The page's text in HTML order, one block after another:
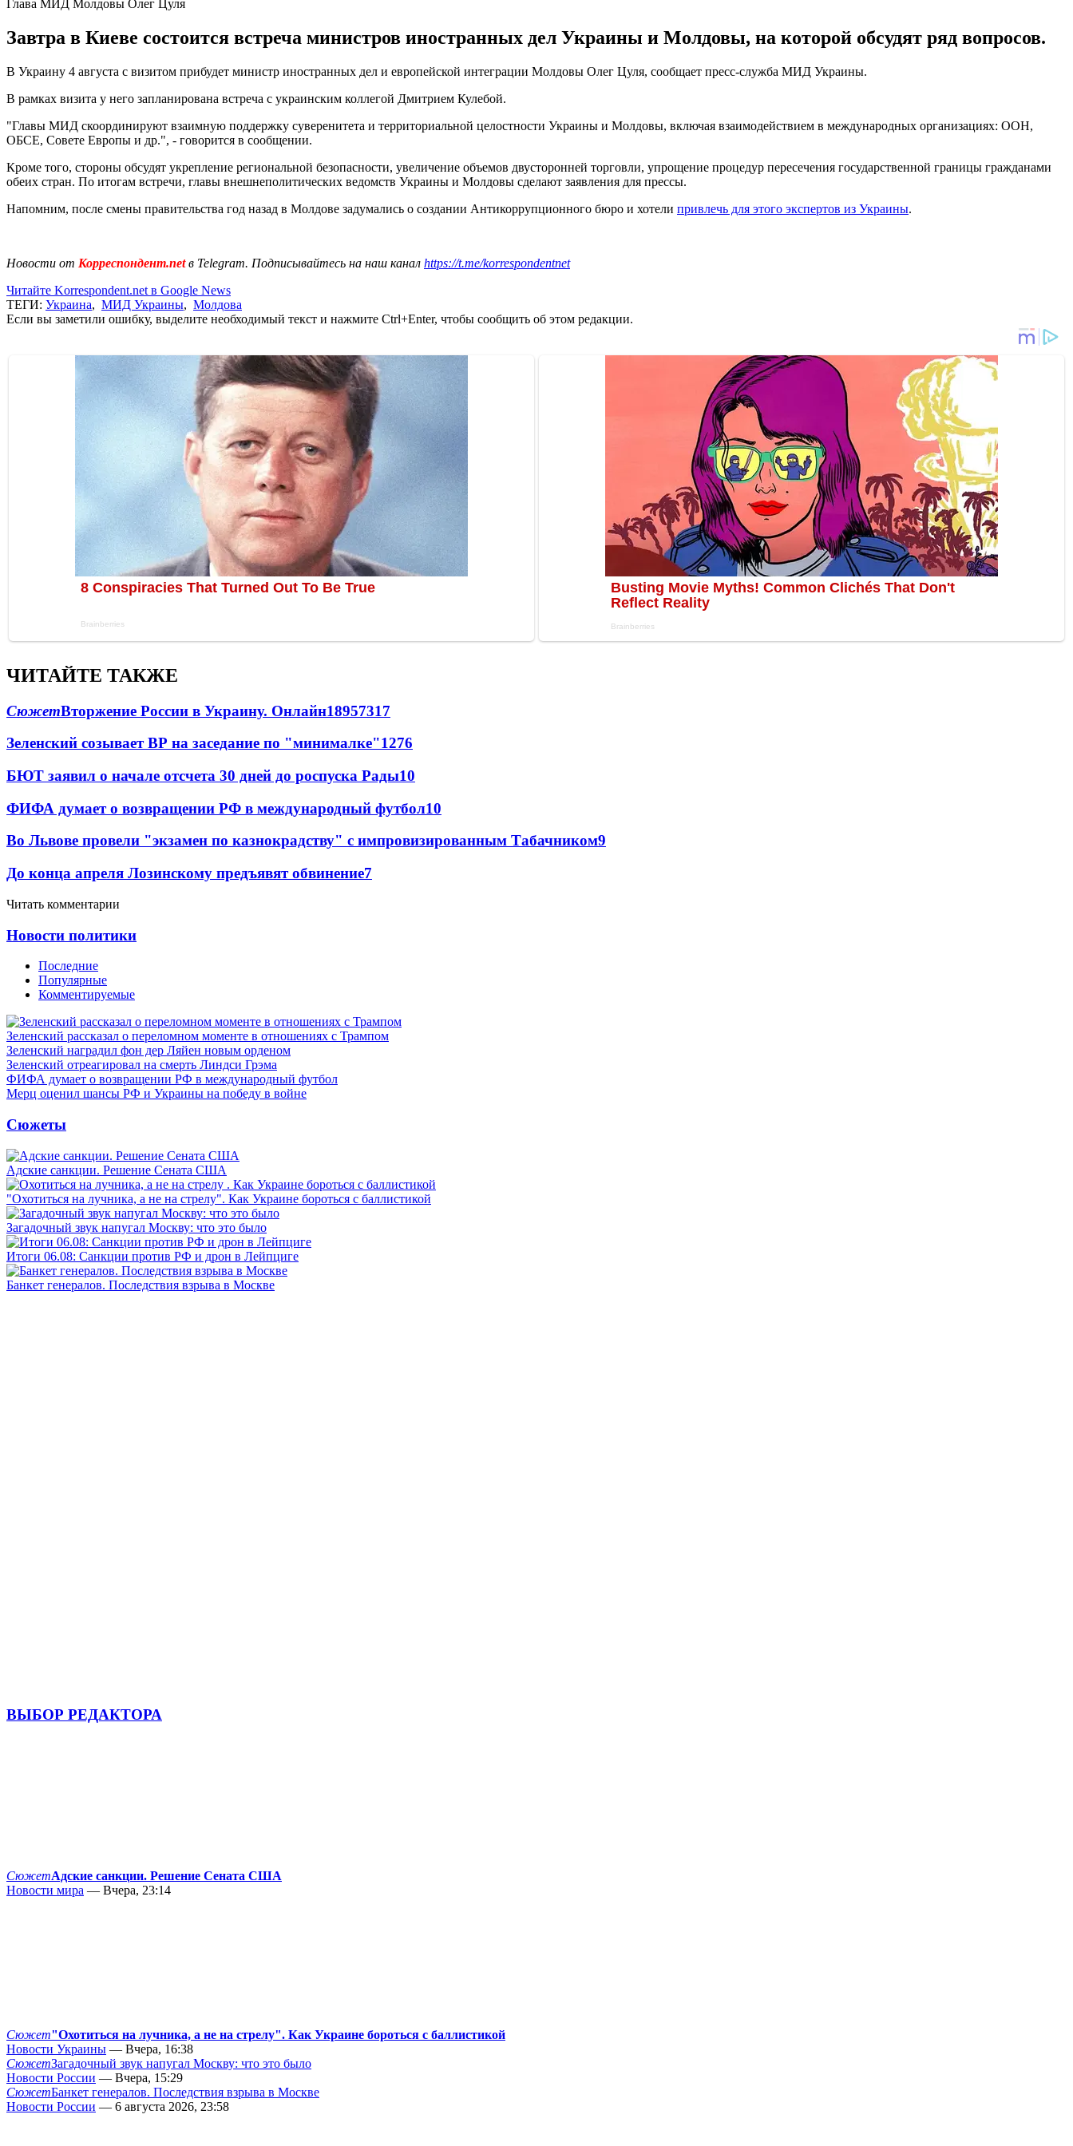
Глава МИД Молдовы Олег Цуля
Завтра в Киеве состоится встреча министров иностранных дел Украины и Молдовы, на которой обсудят ряд вопросов.
В Украину 4 августа с визитом прибудет министр иностранных дел и европейской интеграции Молдовы Олег Цуля, сообщает пресс-служба МИД Украины.
В рамках визита у него запланирована встреча с украинским коллегой Дмитрием Кулебой.
"Главы МИД скоординируют взаимную поддержку суверенитета и территориальной целостности Украины и Молдовы, включая взаимодействием в международных организациях: ООН,
ОБСЕ, Совете Европы и др.", - говорится в сообщении.
Кроме того, стороны обсудят укрепление региональной безопасности, увеличение объемов двусторонней торговли, упрощение процедур пересечения государственной границы гражданами
обеих стран. По итогам встречи, главы внешнеполитических ведомств Украины и Молдовы сделают заявления для прессы.
Напомним, после смены правительства год назад в Молдове задумались о создании Антикоррупционного бюро и хотели привлечь для этого экспертов из Украины.
Новости от Корреспондент.netв Telegram. Подписывайтесь на наш канал https://t.me/korrespondentnet
Читайте Korrespondent.net в Google News
ТЕГИ: Украина, МИД Украины, Молдова
Если вы заметили ошибку, выделите необходимый текст и нажмите Ctrl+Enter, чтобы сообщить об этом редакции.
ЧИТАЙТЕ ТАКЖЕ
СюжетВторжение России в Украину. Онлайн18957317
Зеленский созывает ВР на заседание по "минималке"1276
БЮТ заявил о начале отсчета 30 дней до роспуска Рады10
ФИФА думает о возвращении РФ в международный футбол10
Во Львове провели "экзамен по казнокрадству" с импровизированным Табачником9
До конца апреля Лозинскому предъявят обвинение7
Читать комментарии
Новости политики
Последние
Популярные
Комментируемые
Зеленский рассказал о переломном моменте в отношениях с Трампом
Зеленский наградил фон дер Ляйен новым орденом
Зеленский отреагировал на смерть Линдси Грэма
ФИФА думает о возвращении РФ в международный футбол
Мерц оценил шансы РФ и Украины на победу в войне
Сюжеты
Адские санкции. Решение Сената США
"Охотиться на лучника, а не на стрелу". Как Украине бороться с баллистикой
Загадочный звук напугал Москву: что это было
Итоги 06.08: Санкции против РФ и дрон в Лейпциге
Банкет генералов. Последствия взрыва в Москве
ВЫБОР РЕДАКТОРА
СюжетАдские санкции. Решение Сената США
Новости мира — Вчера, 23:14
Сюжет"Охотиться на лучника, а не на стрелу". Как Украине бороться с баллистикой
Новости Украины — Вчера, 16:38
СюжетЗагадочный звук напугал Москву: что это было
Новости России — Вчера, 15:29
СюжетБанкет генералов. Последствия взрыва в Москве
Новости России — 6 августа 2026, 23:58